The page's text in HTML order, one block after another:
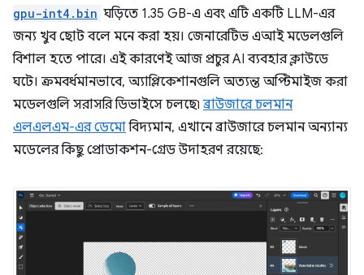
gpu-int4.bin ঘড়িতে 1.35 GB-এ এবং এটি একটি LLM-এর
জন্য খুব ছোট বলে মনে করা হয়। জেনারেটিভ এআই মডেলগুলি
বিশাল হতে পারে। এই কারণেই আজ প্রচুর AI ব্যবহার ক্লাউডে
ঘটে। ক্রমবর্ধমানভাবে, অ্যাপ্লিকেশানগুলি অত্যন্ত অপ্টিমাইজ করা
মডেলগুলি সরাসরি ডিভাইসে চলছে৷ ব্রাউজারে চলমান
এলএলএম-এর ডেমোবিদ্যমান, এখানে ব্রাউজারে চলমান অন্যান্য
মডেলের কিছু প্রোডাকশন-গ্রেড উদাহরণ রয়েছে: